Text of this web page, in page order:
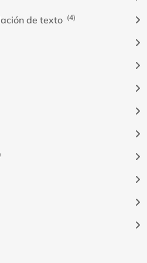
de texto (4)